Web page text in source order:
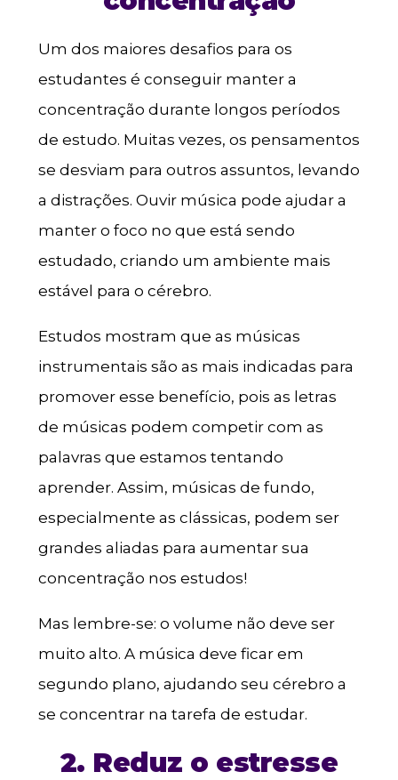
Um dos maiores desafios para os
estudantes é conseguir manter a
concentração durante longos períodos
de estudo. Muitas vezes, os pensamentos
se desviam para outros assuntos, levando
a distrações. Ouvir música pode ajudar a
manter o foco no que está sendo
estudado, criando um ambiente mais
estável para o cérebro.
Estudos mostram que as músicas
instrumentais são as mais indicadas para
promover esse benefício, pois as letras
de músicas podem competir com as
palavras que estamos tentando
aprender. Assim, músicas de fundo,
especialmente as clássicas, podem ser
grandes aliadas para aumentar sua
concentração nos estudos!
Mas lembre-se: o volume não deve ser
muito alto. A música deve ficar em
segundo plano, ajudando seu cérebro a
se concentrar na tarefa de estudar.
2. Reduz o estresse